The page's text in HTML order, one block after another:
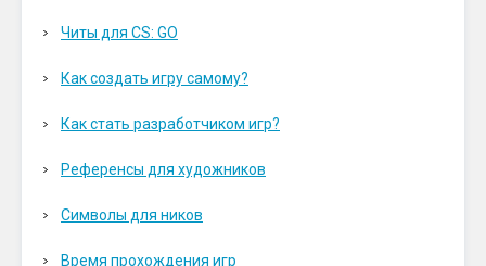
Читы для CS: GO
Как создать игру самому?
Как стать разработчиком игр?
Референсы для художников
Символы для ников
Время прохождения игр